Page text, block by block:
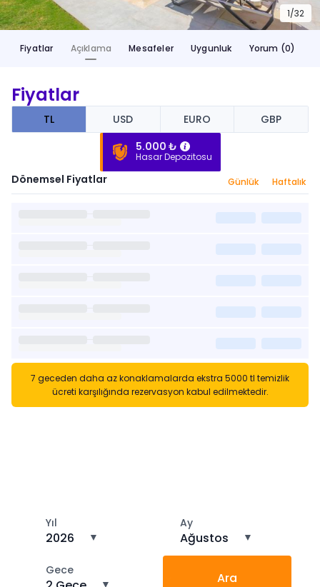
1/32
Fiyatlar Açıklama Mesafeler Uygunluk Yorum (0)
Fiyatlar
TL USD EURO
GBP
5.000 ₺
Hasar Depozitosu
Dönemsel Fiyatlar Günlük Haftalık
7 geceden daha az konaklamalarda ekstra 5000 tl temizlik
ücreti karşılığında rezervasyon kabul edilmektedir.
Yıl
2026 ▼
Ay
Ağustos ▼
Gece
▼ Ara